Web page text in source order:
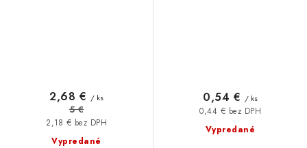
Vypredané
2,18 € bez DPH
2,68 € / ks
5 €
Vypredané
0,44 € bez DPH
0,54 € / ks